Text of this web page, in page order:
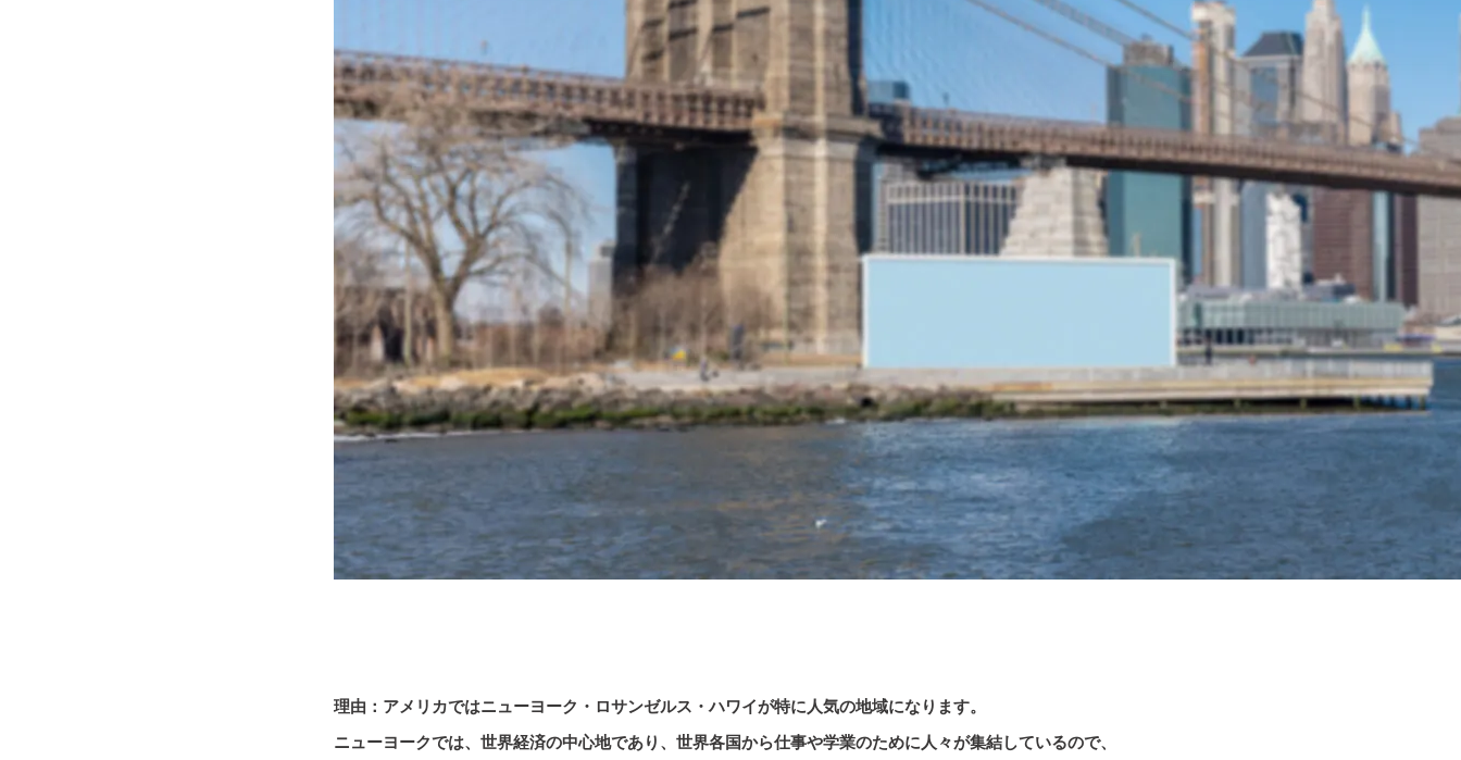
理由：アメリカではニューヨーク・ロサンゼルス・ハワイが特に人気の地域になります。
ニューヨークでは、世界経済の中心地であり、世界各国から仕事や学業のために人々が集結しているので、